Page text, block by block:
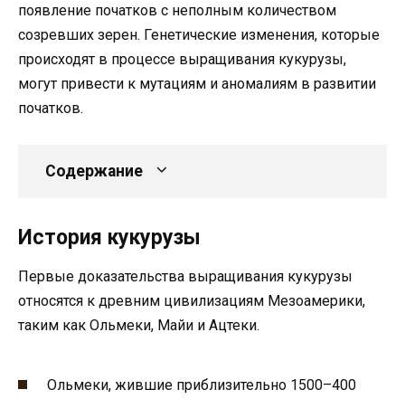
появление початков с неполным количеством
созревших зерен. Генетические изменения, которые
происходят в процессе выращивания кукурузы,
могут привести к мутациям и аномалиям в развитии
початков.
Содержание
История кукурузы
Первые доказательства выращивания кукурузы
относятся к древним цивилизациям Мезоамерики,
таким как Ольмеки, Майи и Ацтеки.
Ольмеки, жившие приблизительно 1500–400